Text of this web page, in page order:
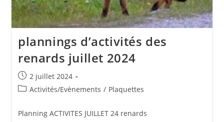
plannings d’activités des
renards juillet 2024
Publication
publiée :
2 juillet 2024
PostActivités/Evènements / Plaquettes
Planning ACTIVITES JUILLET 24 renards